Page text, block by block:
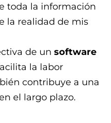
toda la información
la realidad de mis
de un software
la labor
contribuye a una
el largo plazo.